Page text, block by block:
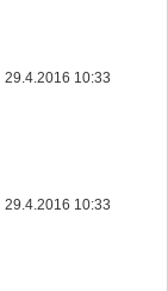
29.4.2016 10:33
29.4.2016 10:33